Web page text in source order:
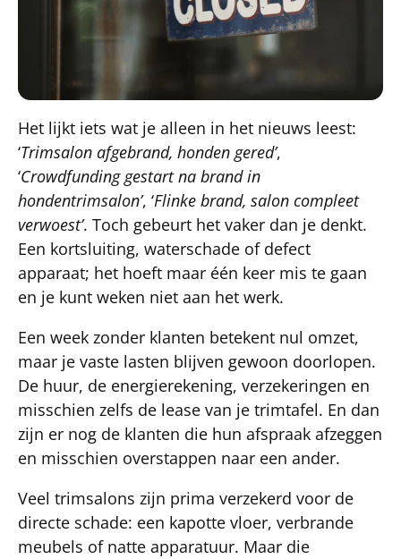
Het lijkt iets wat je alleen in het nieuws leest:
‘Trimsalon afgebrand, honden gered’,
‘Crowdfunding gestart na brand in
hondentrimsalon’, ‘Flinke brand, salon compleet
verwoest’. Toch gebeurt het vaker dan je denkt.
Een kortsluiting, waterschade of defect
apparaat; het hoeft maar één keer mis te gaan
en je kunt weken niet aan het werk.
Een week zonder klanten betekent nul omzet,
maar je vaste lasten blijven gewoon doorlopen.
De huur, de energierekening, verzekeringen en
misschien zelfs de lease van je trimtafel. En dan
zijn er nog de klanten die hun afspraak afzeggen
en misschien overstappen naar een ander.
Veel trimsalons zijn prima verzekerd voor de
directe schade: een kapotte vloer, verbrande
meubels of natte apparatuur. Maar die